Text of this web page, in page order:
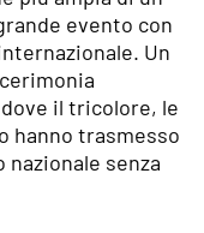
evento con
Un
il tricolore, le
hanno trasmesso
senza